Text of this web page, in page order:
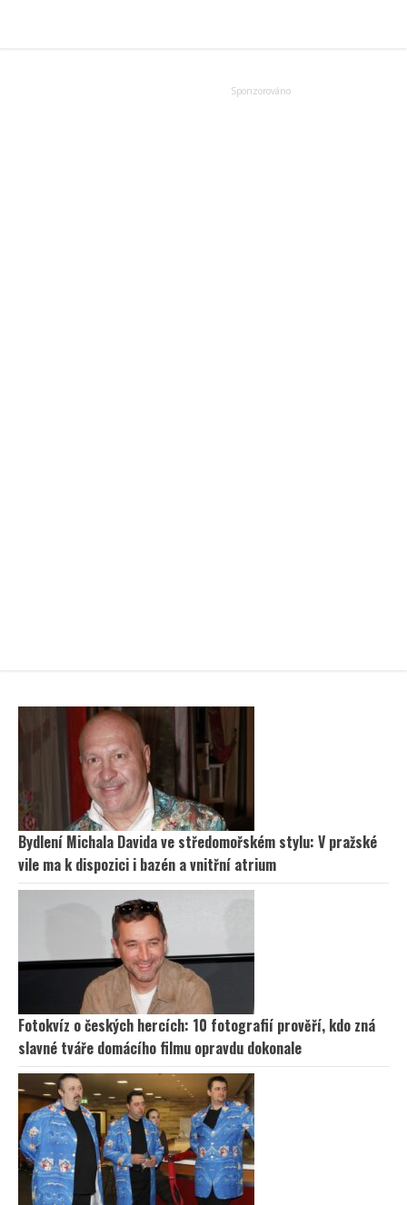
Bydlení Michala Davida ve středomořském stylu: V pražské
vile ma k dispozici i bazén a vnitřní atrium
Fotokvíz o českých hercích: 10 fotografií prověří, kdo zná
slavné tváře domácího filmu opravdu dokonale